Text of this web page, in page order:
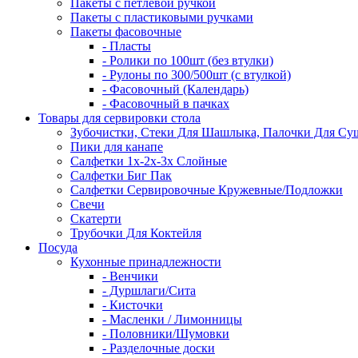
Пакеты с пластиковыми ручками
Пакеты фасовочные
- Пласты
- Ролики по 100шт (без втулки)
- Рулоны по 300/500шт (с втулкой)
- Фасовочный (Календарь)
- Фасовочный в пачках
Товары для сервировки стола
Зубочистки, Стеки Для Шашлыка, Палочки Для
Пики для канапе
Салфетки 1х-2х-3х Слойные
Салфетки Биг Пак
Салфетки Сервировочные Кружевные/Подложки
Свечи
Скатерти
Трубочки Для Коктейля
Посуда
Кухонные принадлежности
- Венчики
- Дуршлаги/Сита
- Кисточки
- Масленки / Лимонницы
- Половники/Шумовки
- Разделочные доски